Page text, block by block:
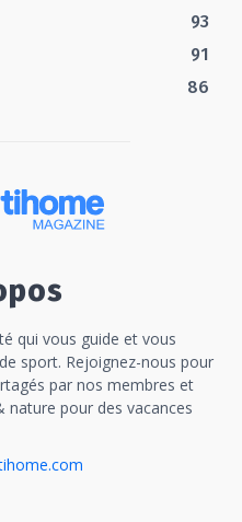
93
91
86
qui vous guide et vous
sport. Rejoignez-nous pour
par nos membres et
pour des vacances